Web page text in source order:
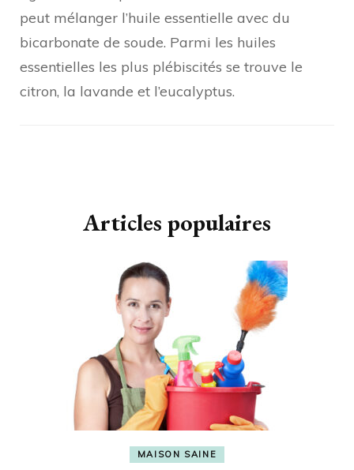
peut mélanger l’huile essentielle avec du
bicarbonate de soude. Parmi les huiles
essentielles les plus plébiscités se trouve le
citron, la lavande et l’eucalyptus.
Articles populaires
MAISON SAINE